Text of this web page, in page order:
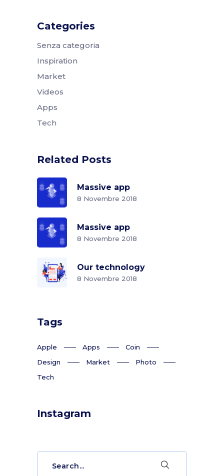
Categories
Senza categoria
Inspiration
Market
Videos
Apps
Tech
Related Posts
Massive app
8 Novembre 2018
Massive app
8 Novembre 2018
Our technology
8 Novembre 2018
Tags
Apple Apps
Coin
Design
Market
Photo
Tech
Instagram